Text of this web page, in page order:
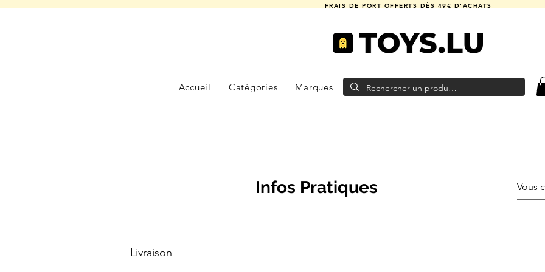
FRAIS DE PORT OFFERTS DÈS 49€ D'ACHATS
Accueil Catégories Marques
Infos Pratiques
Livraison